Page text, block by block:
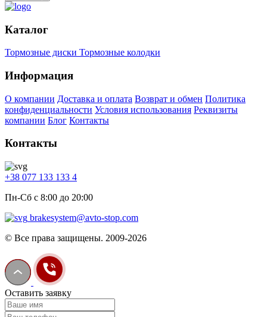
Каталог
Тормозные диски Тормозные колодки
Информация
О компании Доставка и оплата Возврат и обмен Политика
конфиденциальности Условия использования Реквизиты
компании Блог Контакты
Контакты
+38 077 133 133 4
Пн-Сб с 8:00 до 20:00
brakesystem@avto-stop.com
© Все права защищены. 2009-2026
Оставить заявку